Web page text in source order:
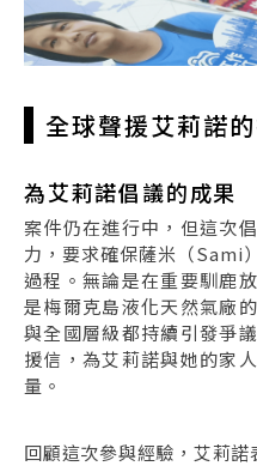
全球聲援艾莉諾
為艾莉諾倡議的成果
案件仍在進行中，但這次
力，要求確保薩米（Sami
過程。無論是在重要馴鹿
是梅爾克島液化天然氣廠
與全國層級都持續引發爭
援信，為艾莉諾與她的家
量。
回顧這次參與經驗，艾莉諾